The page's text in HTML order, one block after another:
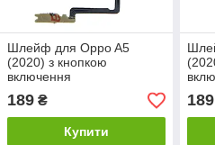
Шлейф для Oppo A5
(2020) з кнопкою
включення
189₴
Купити
189